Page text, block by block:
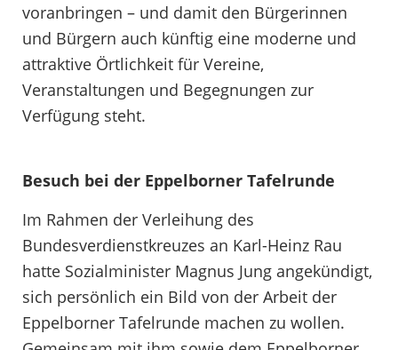
voranbringen – und damit den Bürgerinnen
und Bürgern auch künftig eine moderne und
attraktive Örtlichkeit für Vereine,
Veranstaltungen und Begegnungen zur
Verfügung steht.
Besuch bei der Eppelborner Tafelrunde
Im Rahmen der Verleihung des
Bundesverdienstkreuzes an Karl-Heinz Rau
hatte Sozialminister Magnus Jung angekündigt,
sich persönlich ein Bild von der Arbeit der
Eppelborner Tafelrunde machen zu wollen.